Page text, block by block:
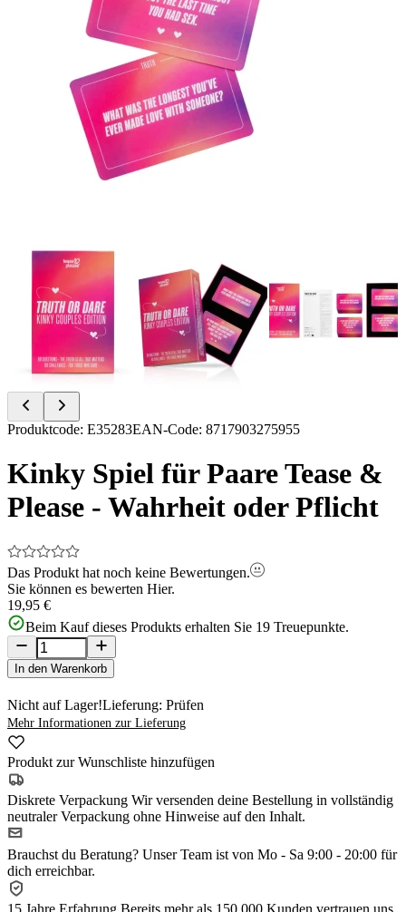
Item
of
Produktcode: E35283EAN-Code: 8717903275955
Kinky Spiel für Paare Tease &
Please - Wahrheit oder Pflicht
Das Produkt hat noch keine Bewertungen.
Sie können es bewerten Hier.
19,95 €
Beim Kauf dieses Produkts erhalten Sie 19 Treuepunkte.
In den Warenkorb
Nicht auf Lager!Lieferung: Prüfen
Mehr Informationen zur Lieferung
Produkt zur Wunschliste hinzufügen
Diskrete Verpackung Wir versenden deine Bestellung in vollständig
neutraler Verpackung ohne Hinweise auf den Inhalt.
Brauchst du Beratung? Unser Team ist von Mo - Sa 9:00 - 20:00 für
dich erreichbar.
15 Jahre Erfahrung Bereits mehr als 150.000 Kunden vertrauen uns.